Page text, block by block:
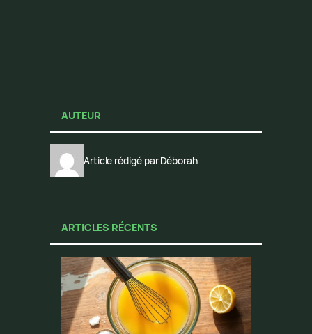
AUTEUR
Article rédigé par Déborah
ARTICLES RÉCENTS